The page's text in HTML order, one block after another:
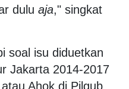
dulu aja," singkat
soal isu diduetkan
Jakarta 2014-2017
Ahok di Pilgub